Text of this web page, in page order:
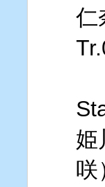
仁
姫
咲